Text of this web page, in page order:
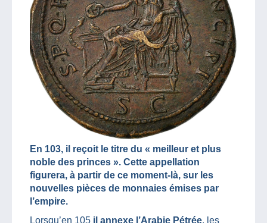
En 103, il reçoit le titre du « meilleur et plus
noble des princes ». Cette appellation
figurera, à partir de ce moment-là, sur les
nouvelles pièces de monnaies émises par
l’empire.
Lorsqu’en 105 il annexe l’Arabie Pétrée, les